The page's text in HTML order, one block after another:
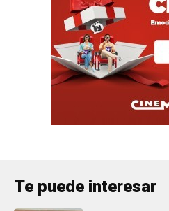
Te puede interesar